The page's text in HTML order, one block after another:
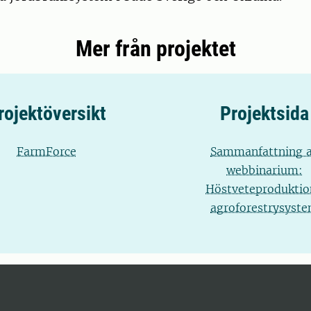
Mer från projektet
FarmForce
Projektsida
Sammanfattning
webbinarium: